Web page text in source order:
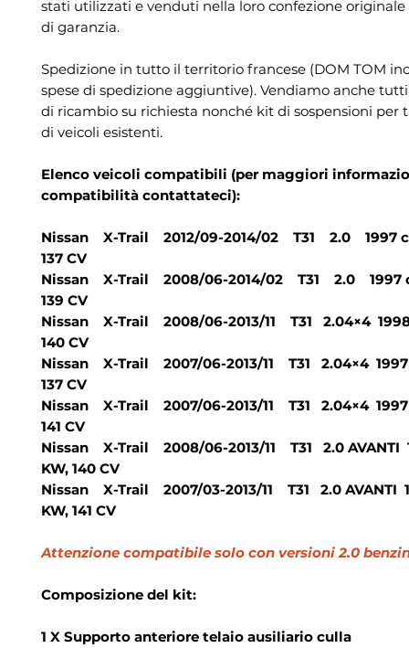
stati utilizzati e venduti nella loro confezione originale
di garanzia.
Spedizione in tutto il territorio francese (DOM TOM
spese di spedizione aggiuntive). Vendiamo anche
di ricambio su richiesta nonché kit di sospensioni per
di veicoli esistenti.
Elenco veicoli compatibili (per maggiori
compatibilità contattateci):
Nissan X-Trail 2012/09-2014/02 T31 2.0 1997
137 CV
Nissan X-Trail 2008/06-2014/02 T31 2.0 1997
139 CV
Nissan X-Trail 2008/06-2013/11 T31 2.04×4 1998
140 CV
Nissan X-Trail 2007/06-2013/11 T31 2.04×4 1997
137 CV
Nissan X-Trail 2007/06-2013/11 T31 2.04×4 1997
141 CV
Nissan X-Trail 2008/06-2013/11 T31 2.0 AVANTI
KW, 140 CV
Nissan X-Trail 2007/03-2013/11 T31 2.0 AVANTI
KW, 141 CV
Attenzione compatibile solo con versioni 2.0
Composizione del kit:
1 X Supporto anteriore telaio ausiliario culla